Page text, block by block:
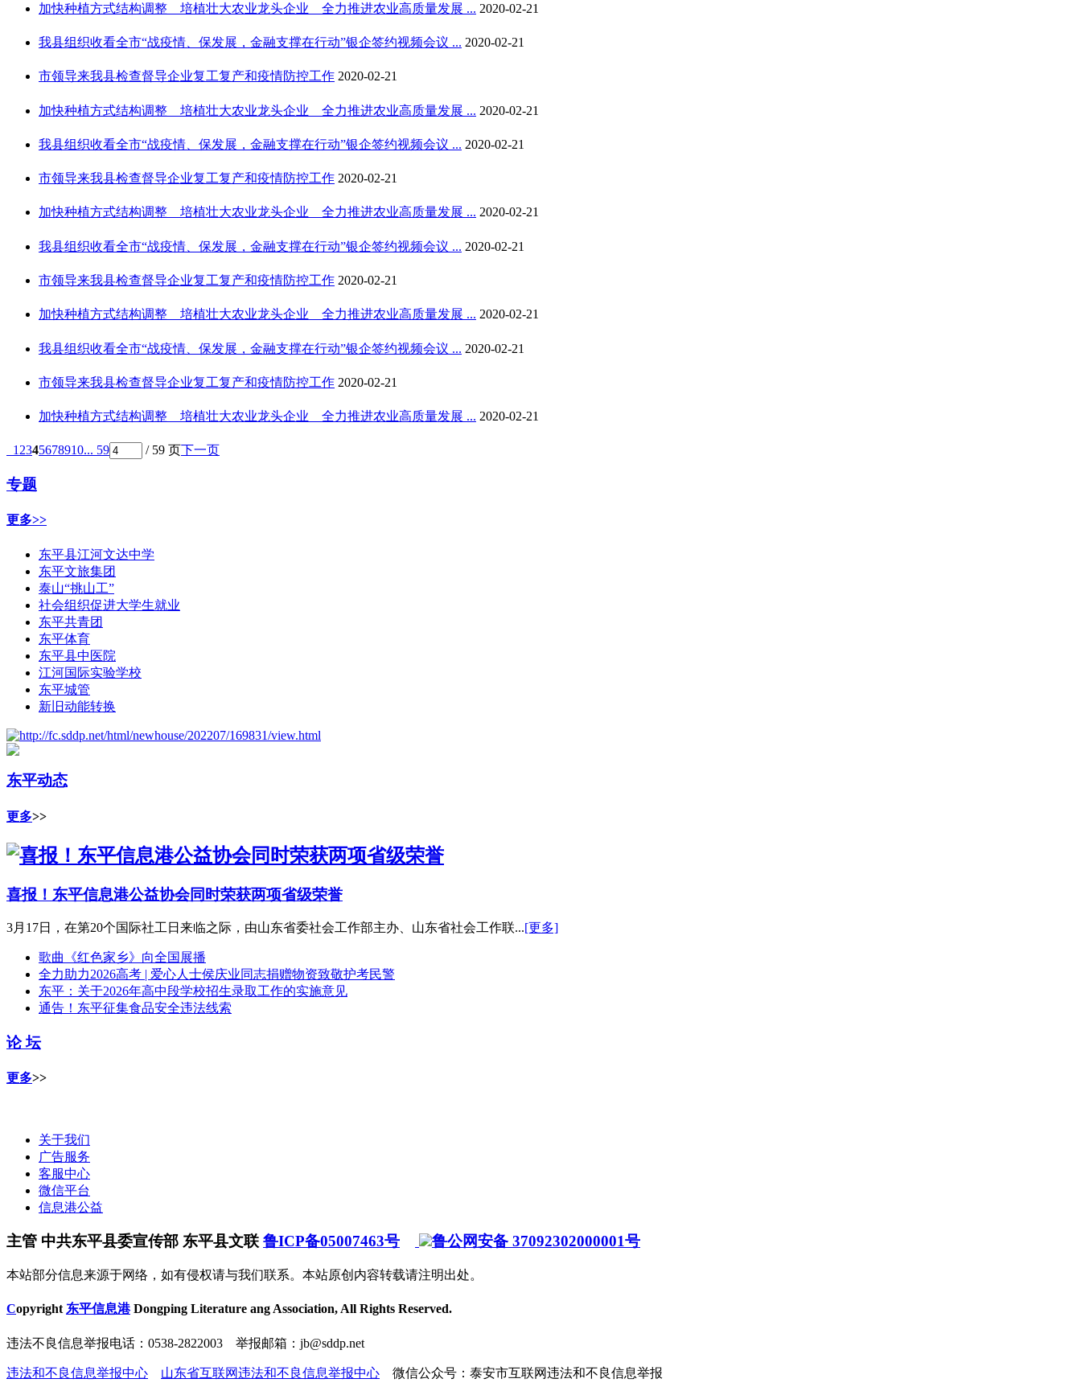
加快种植方式结构调整 培植壮大农业龙头企业 全力推进农业高质量发展 ... 2020-02-21
我县组织收看全市“战疫情、保发展，金融支撑在行动”银企签约视频会议 ... 2020-02-21
市领导来我县检查督导企业复工复产和疫情防控工作 2020-02-21
加快种植方式结构调整 培植壮大农业龙头企业 全力推进农业高质量发展 ... 2020-02-21
我县组织收看全市“战疫情、保发展，金融支撑在行动”银企签约视频会议 ... 2020-02-21
市领导来我县检查督导企业复工复产和疫情防控工作 2020-02-21
加快种植方式结构调整 培植壮大农业龙头企业 全力推进农业高质量发展 ... 2020-02-21
我县组织收看全市“战疫情、保发展，金融支撑在行动”银企签约视频会议 ... 2020-02-21
市领导来我县检查督导企业复工复产和疫情防控工作 2020-02-21
加快种植方式结构调整 培植壮大农业龙头企业 全力推进农业高质量发展 ... 2020-02-21
我县组织收看全市“战疫情、保发展，金融支撑在行动”银企签约视频会议 ... 2020-02-21
市领导来我县检查督导企业复工复产和疫情防控工作 2020-02-21
加快种植方式结构调整 培植壮大农业龙头企业 全力推进农业高质量发展 ... 2020-02-21
1 2345678910... 59 / 59 页下一页
专题
更多>>
东平县江河文达中学
东平文旅集团
泰山“挑山工”
社会组织促进大学生就业
东平共青团
东平体育
东平县中医院
江河国际实验学校
东平城管
新旧动能转换
东平动态
更多>>
喜报！东平信息港公益协会同时荣获两项省级荣誉
3月17日，在第20个国际社工日来临之际，由山东省委社会工作部主办、山东省社会工作联...[更多]
歌曲《红色家乡》向全国展播
全力助力2026高考 | 爱心人士侯庆业同志捐赠物资致敬护考民警
东平：关于2026年高中段学校招生录取工作的实施意见
通告！东平征集食品安全违法线索
论 坛
更多>>
关于我们
广告服务
客服中心
微信平台
信息港公益
主管 中共东平县委宣传部 东平县文联 鲁ICP备05007463号 鲁公网安备 37092302000001号
本站部分信息来源于网络，如有侵权请与我们联系。本站原创内容转载请注明出处。
Copyright东平信息港Dongping Literature ang Association, All Rights Reserved.
违法不良信息举报电话：0538-2822003 举报邮箱：jb@sddp.net
违法和不良信息举报中心 山东省互联网违法和不良信息举报中心 微信公众号：泰安市互联网违法和不良信息举报